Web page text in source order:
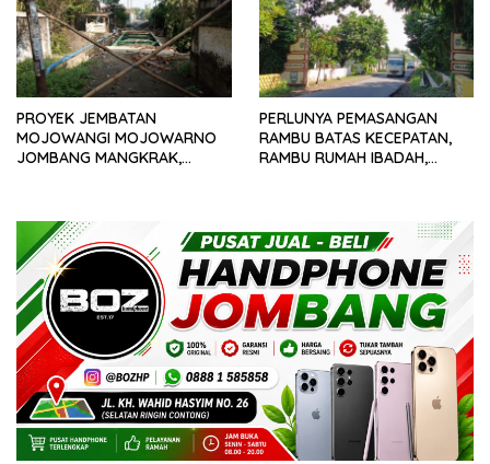
PROYEK JEMBATAN
MOJOWANGI MOJOWARNO
JOMBANG MANGKRAK,
ANGGARAN DARI KADES
PERLUNYA PEMASANGAN
RAMBU BATAS KECEPATAN,
RAMBU RUMAH IBADAH,
JALAN DESA BONGSOREJO
DIWEK OLEH PEMERINTAH
DAN DINAS TERKAIT
KABUPATEN JOMBANG